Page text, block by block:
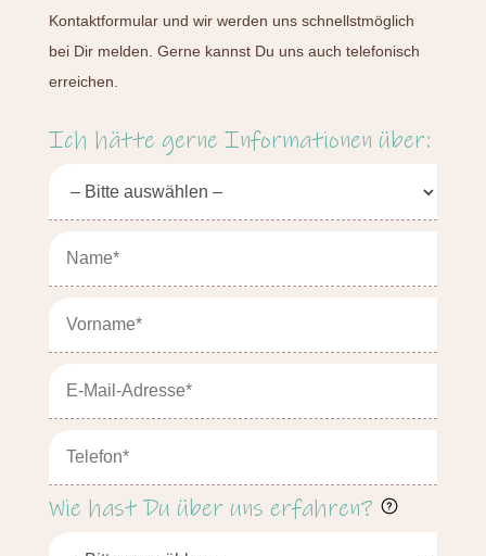
Kontaktformular und wir werden uns schnellstmöglich
bei Dir melden. Gerne kannst Du uns auch telefonisch
erreichen.
Ich hätte gerne Informationen über:
Wie hast Du über uns erfahren?